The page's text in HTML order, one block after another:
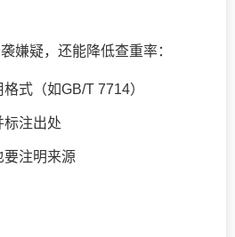
嫌疑，还能降低查重率：
式（如GB/T 7714）
标注出处
要注明来源